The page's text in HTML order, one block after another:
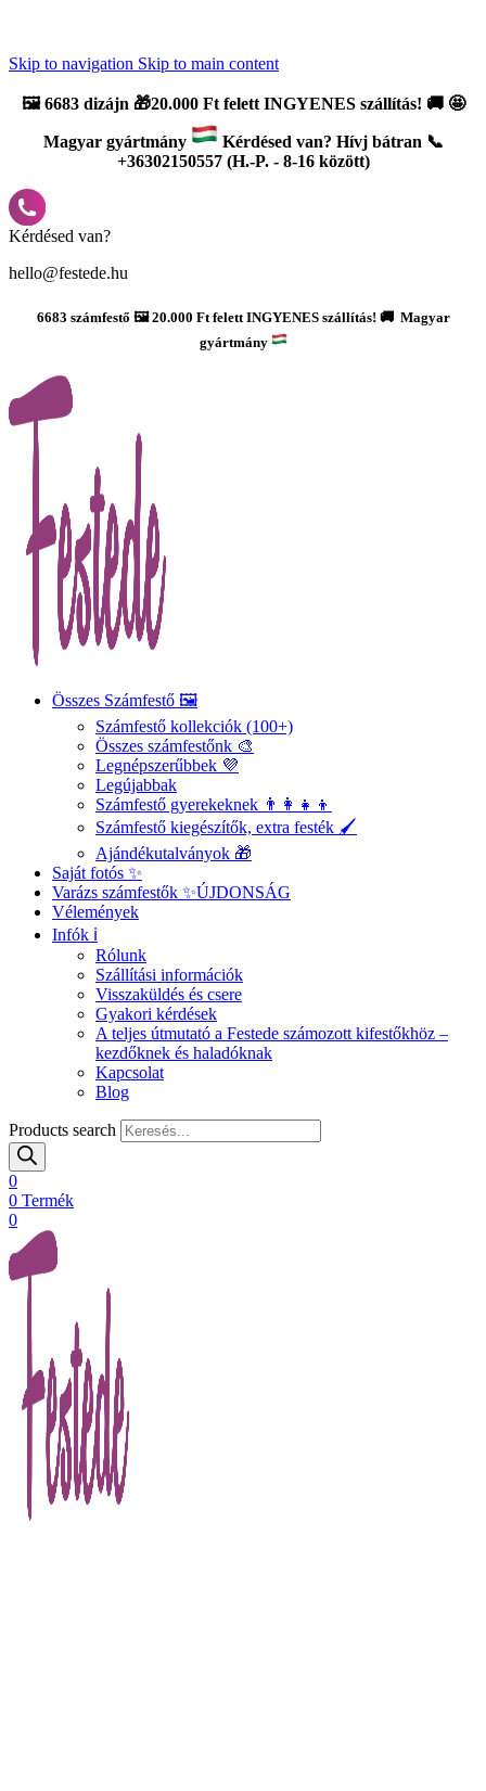
Skip to navigation Skip to main content
🖼️6683 dizájn 🎁20.000 Ft felett INGYENES szállítás! 🚚 🤩
Magyar gyártmány
Kérdésed van? Hívj bátran 📞
+36302150557 (H.-P. - 8-16 között)
Kérdésed van?
hello@festede.hu
6683 számfestő 🖼️ 20.000 Ft felett INGYENES szállítás! 🚚 Magyar
gyártmány
Összes Számfestő 🖼️
Számfestő kollekciók (100+)
Összes számfestőnk 🎨
Legnépszerűbbek 💜
Legújabbak
Számfestő gyerekeknek 👨‍👩‍👧‍👦
Számfestő kiegészítők, extra festék 🖌️
Ajándékutalványok 🎁
Saját fotós ✨
Varázs számfestők ✨ÚJDONSÁG
Vélemények
Infók ℹ️
Rólunk
Szállítási információk
Visszaküldés és csere
Gyakori kérdések
A teljes útmutató a Festede számozott kifestőkhöz –
kezdőknek és haladóknak
Kapcsolat
Blog
Products search
0
0 Termék
0